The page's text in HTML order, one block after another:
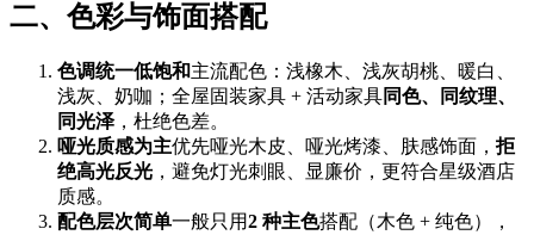
二、色彩与饰面搭配
色调统一低饱和主流配色：浅橡木、浅灰胡桃、暖白、
浅灰、奶咖；全屋固装家具 + 活动家具同色、同纹理、
同光泽，杜绝色差。
哑光质感为主优先哑光木皮、哑光烤漆、肤感饰面， 拒
绝高光反光 ，避免灯光刺眼、显廉价，更符合星级酒店
质感。
配色层次简单一般只用2 种主色搭配（木色 + 纯色），